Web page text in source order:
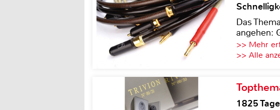
Das
angehen:
>> Mehr
>> Alle
1825